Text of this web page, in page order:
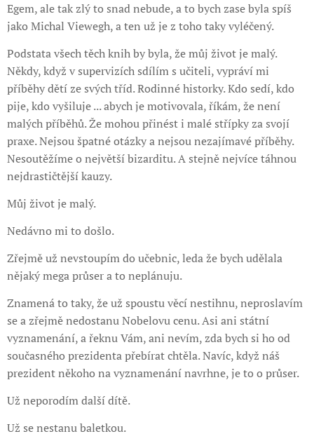
Egem, ale tak zlý to snad nebude, a to bych zase byla spíš
jako Michal Viewegh, a ten už je z toho taky vyléčený.
Podstata všech těch knih by byla, že můj život je malý.
Někdy, když v supervizích sdílím s učiteli, vypráví mi
příběhy dětí ze svých tříd. Rodinné historky. Kdo sedí, kdo
pije, kdo vyšiluje ... abych je motivovala, říkám, že není
malých příběhů. Že mohou přinést i malé střípky za svojí
praxe. Nejsou špatné otázky a nejsou nezajímavé příběhy.
Nesoutěžíme o největší bizarditu. A stejně nejvíce táhnou
nejdrastičtější kauzy.
Můj život je malý.
Nedávno mi to došlo.
Zřejmě už nevstoupím do učebnic, leda že bych udělala
nějaký mega průser a to neplánuju.
Znamená to taky, že už spoustu věcí nestihnu, neproslavím
se a zřejmě nedostanu Nobelovu cenu. Asi ani státní
vyznamenání, a řeknu Vám, ani nevím, zda bych si ho od
současného prezidenta přebírat chtěla. Navíc, když náš
prezident někoho na vyznamenání navrhne, je to o průser.
Už neporodím další dítě.
Už se nestanu baletkou.